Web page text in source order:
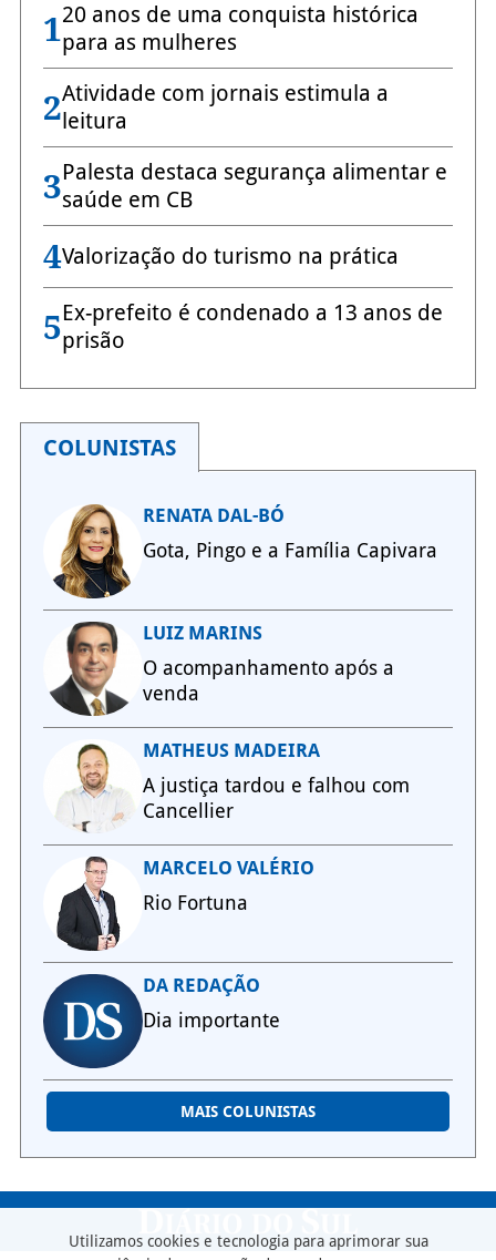
120 anos de uma conquista histórica
para as mulheres
2Atividade com jornais estimula a
leitura
3Palesta destaca segurança alimentar e
saúde em CB
4Valorização do turismo na prática
5Ex-prefeito é condenado a 13 anos de
prisão
COLUNISTAS
RENATA DAL-BÓ
Gota, Pingo e a Família Capivara
LUIZ MARINS
O acompanhamento após a
venda
MATHEUS MADEIRA
A justiça tardou e falhou com
Cancellier
MARCELO VALÉRIO
Rio Fortuna
DA REDAÇÃO
Dia importante
MAIS COLUNISTAS
Utilizamos cookies e tecnologia para aprimorar sua